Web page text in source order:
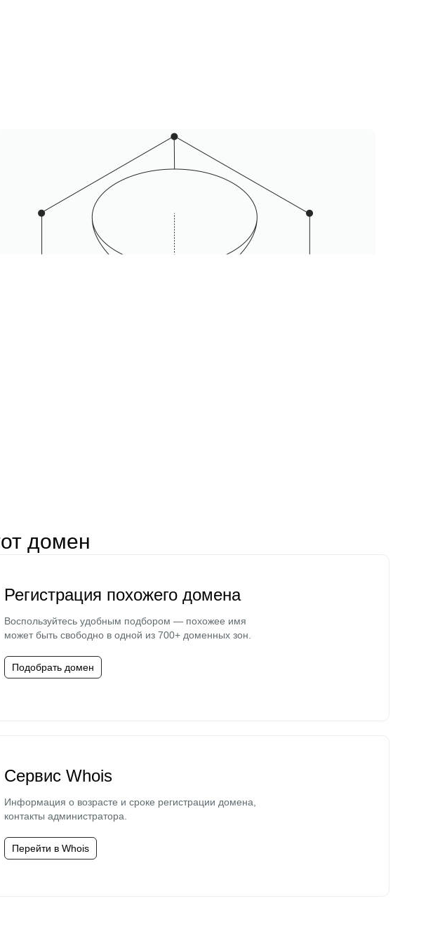
домен
Регистрация похожего домена
Воспользуйтесь удобным подбором — похожее имя
может быть свободно в одной из 700+ доменных зон.
Подобрать домен
Сервис Whois
Информация о возрасте и сроке регистрации домена,
контакты администратора.
Перейти в Whois